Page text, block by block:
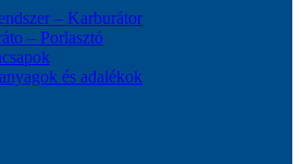
– Karburátor
– Porlasztó
és adalékok